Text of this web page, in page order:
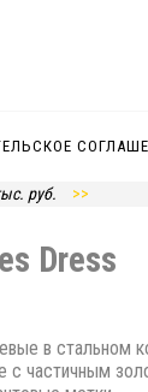
руб.
Dress
в стальном
с частичным